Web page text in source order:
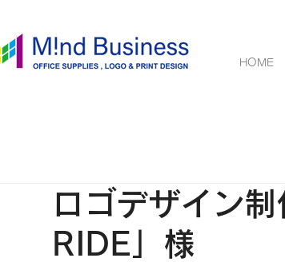
HOME
ロゴデザイン
RIDE」様